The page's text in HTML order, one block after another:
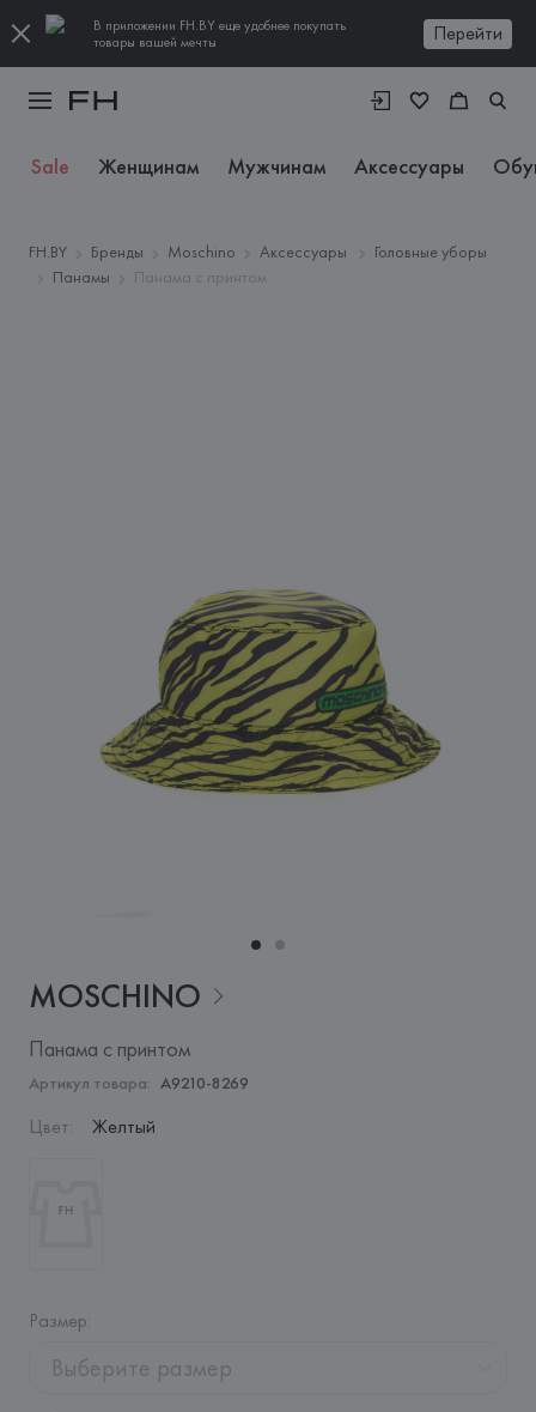
В приложении FH.BY еще удобнее покупать
товары вашей мечты
Перейти
Sale Женщинам Мужчинам Аксессуары
FH.BY Бренды Moschino Аксессуары
Головные уборы
Панамы
Панама с принтом
MOSCHINO
Панама с принтом
Артикул товара: A9210-8269
Цвет: Желтый
Размер:
Выберите размер